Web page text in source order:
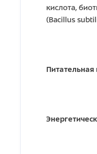
кислота,
(Bacillus
Питательная